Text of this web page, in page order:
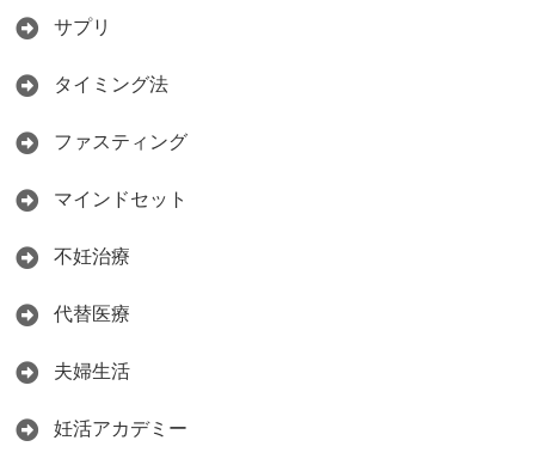
サプリ
タイミング法
ファスティング
マインドセット
不妊治療
代替医療
夫婦生活
妊活アカデミー